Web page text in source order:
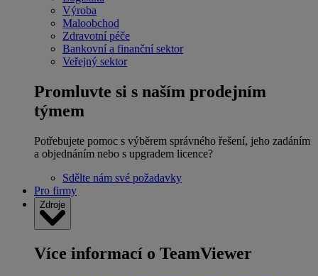
Výroba
Maloobchod
Zdravotní péče
Bankovní a finanční sektor
Veřejný sektor
Promluvte si s naším prodejním
týmem
Potřebujete pomoc s výběrem správného řešení, jeho zadáním
a objednáním nebo s upgradem licence?
Sdělte nám své požadavky
Pro firmy
Zdroje
Více informací o TeamViewer